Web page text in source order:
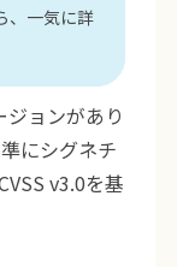
、一気に詳
ジョンがあり
にシグネチ
v3.0を基